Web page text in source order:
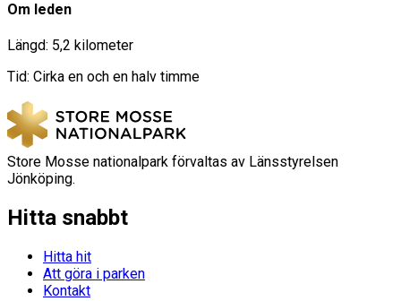
Om leden
Längd: 5,2 kilometer
Tid: Cirka en och en halv timme
Store Mosse nationalpark förvaltas av Länsstyrelsen
Jönköping.
Hitta snabbt
Hitta hit
Att göra i parken
Kontakt